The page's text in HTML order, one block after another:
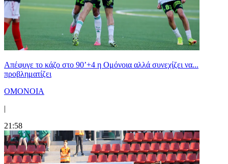
Απέφυγε το κάζο στο 90’+4 η Ομόνοια αλλά συνεχίζει να...
προβληματίζει
ΟΜΟΝΟΙΑ
|
21:58